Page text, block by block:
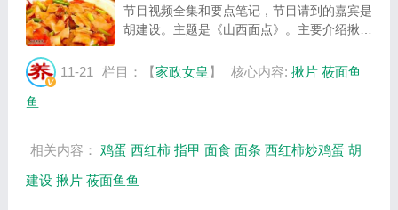
节目视频全集和要点笔记，节目请到的嘉宾是
胡建设。主题是《山西面点》。主要介绍揪片
容，百年养生网家政女皇栏目提供视频全集的
11-21 栏目：【家政女皇 】 核心内容: 揪片 莜面鱼
鱼
相关内容： 鸡蛋 西红柿 指甲 面食 面条 西红柿炒鸡蛋 胡
建设 揪片 莜面鱼鱼